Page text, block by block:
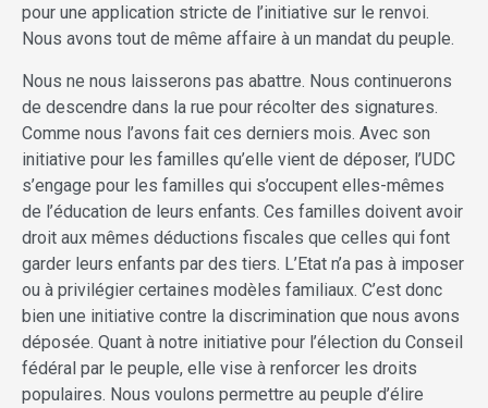
pour une application stricte de l’initiative sur le renvoi.
Nous avons tout de même affaire à un mandat du peuple.
Nous ne nous laisserons pas abattre. Nous continuerons
de descendre dans la rue pour récolter des signatures.
Comme nous l’avons fait ces derniers mois. Avec son
initiative pour les familles qu’elle vient de déposer, l’UDC
s’engage pour les familles qui s’occupent elles-mêmes
de l’éducation de leurs enfants. Ces familles doivent avoir
droit aux mêmes déductions fiscales que celles qui font
garder leurs enfants par des tiers. L’Etat n’a pas à imposer
ou à privilégier certaines modèles familiaux. C’est donc
bien une initiative contre la discrimination que nous avons
déposée. Quant à notre initiative pour l’élection du Conseil
fédéral par le peuple, elle vise à renforcer les droits
populaires. Nous voulons permettre au peuple d’élire